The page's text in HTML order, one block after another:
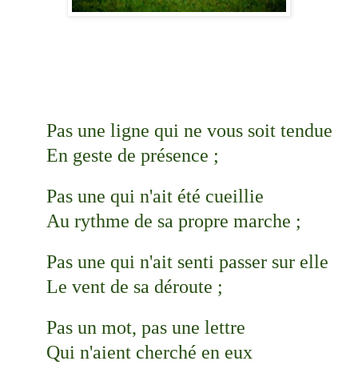
Pas une ligne qui ne vous soit tendue
En geste de présence ;
Pas une qui n'ait été cueillie
Au rythme de sa propre marche ;
Pas une qui n'ait senti passer sur elle
Le vent de sa déroute ;
Pas un mot, pas une lettre
Qui n'aient cherché en eux